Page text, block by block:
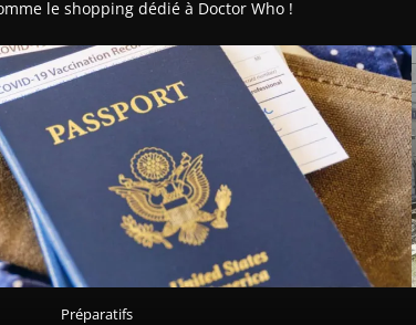
le shopping dédié à Doctor Who !
Préparatifs